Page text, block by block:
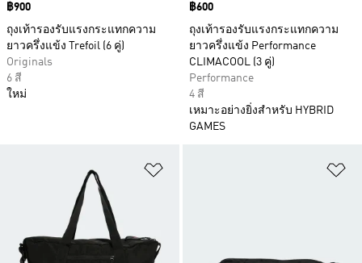
Price
฿900
ถุงเท้ารองรับแรงกระแทกความ
ยาวครึ่งแข้ง Trefoil (6 คู่)
Originals
6 สี
ใหม่
Price
฿600
ถุงเท้ารองรับแรงกระแทกความ
ยาวครึ่งแข้ง Performance
CLIMACOOL (3 คู่)
Performance
4 สี
เหมาะอย่างยิ่งสำหรับ HYBRID
GAMES